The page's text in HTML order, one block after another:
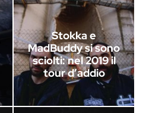
Stokka e
MadBuddy si sono
sciolti: nel 2019 il
tour d’addio